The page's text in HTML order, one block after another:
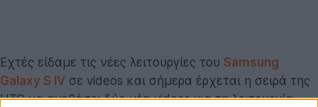
Εχτές είδαμε τις νέες λειτουργίες του Samsung
Galaxy S IV σε videos και σήμερα έρχεται η σειρά της
HTC να ανεβάσει δύο νέα videos για τη λειτουργία